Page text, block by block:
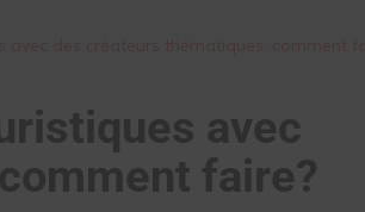
avec
faire?